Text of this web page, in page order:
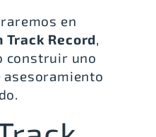
en
Track Record,
construir uno
asesoramiento